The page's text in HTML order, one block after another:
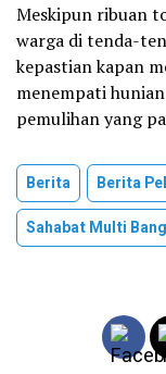
Meskipun ribuan
warga di tenda-
kepastian kapan
menempati
pemulihan yang
Berita Berita
Sahabat Multi